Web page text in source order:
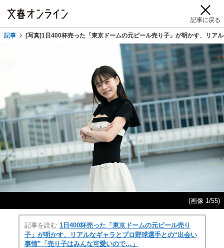
記事に戻る
記事 [写真]1日400杯売った「東京ドームの元ビール売り子」が明かす、リア
(画像 1/55)
記事を読む 1日400杯売った「東京ドームの元ビール売り
子」が明かす、リアルなギャラとプロ野球選手との“出会い
事情”「売り子はみんな可愛いので…」